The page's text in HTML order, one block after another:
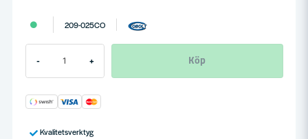
209-025CO
- + Köp
Kvalitetsverktyg